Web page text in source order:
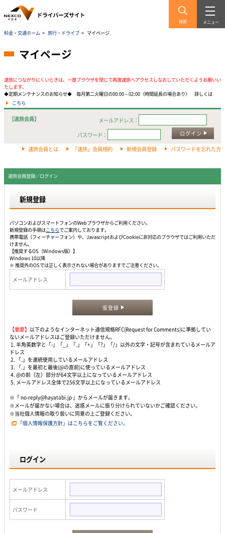
検索 メニュー
料金・交通ホーム > 旅行・ドライブ > マイページ
マイページ
速旅につながりにくいときは、一度ブラウザを閉じて再度速旅へアクセスしなおしていただくようお願いい
たします。
◆定期メンテナンスのお知らせ◆ 毎月第二火曜日の00:00～02:00（時間延長の場合あり） 詳しくは
こちら
【速旅会員】
メールアドレス：
パスワード：
ログイン
速旅会員とは 「速旅」会員規約 新規会員登録 パスワードを忘れた方
速旅会員登録／ログイン
新規登録
パソコンおよびスマートフォンのWebプラウザからご利用ください。
新規登録の手順はこちらでご案内しております。
携帯電話（フィーチャーフォン）や、JavascriptおよびCookieに非対応のブラウザではご利用いただ
けません。
【推奨するOS（Windows版）】
Windows 10以降
※ 推奨外のOSでは正しく表示されない場合がありますでご注意ください。
メールアドレス
仮登録
【重要】 以下のようなインターネット通信規格RFC(Request for Comments)に準拠してい
ないメールアドレスはご登録いただけません。
1. 半角英数字と「-」「_」「.」「+」「?」「/」以外の文字・記号が含まれているメールア
ドレス
2. 「.」を連続使用しているメールアドレス
3. 「.」を最初と最後(@の直前)に使っているメールアドレス
4. @の前（左）部分が64文字以上になっているメールアドレス
5. メールアドレス全体で256文字以上になっているメールアドレス
※「 no-reply@hayatabi.jp 」からメールが届きます。
※メールが届かない場合は、迷惑メールに振り分けられていないかご確認ください。
※当社個人情報の取り扱いに同意の上ご登録ください。
「個人情報保護方針」はこちらをご覧ください。
ログイン
メールアドレス
パスワード